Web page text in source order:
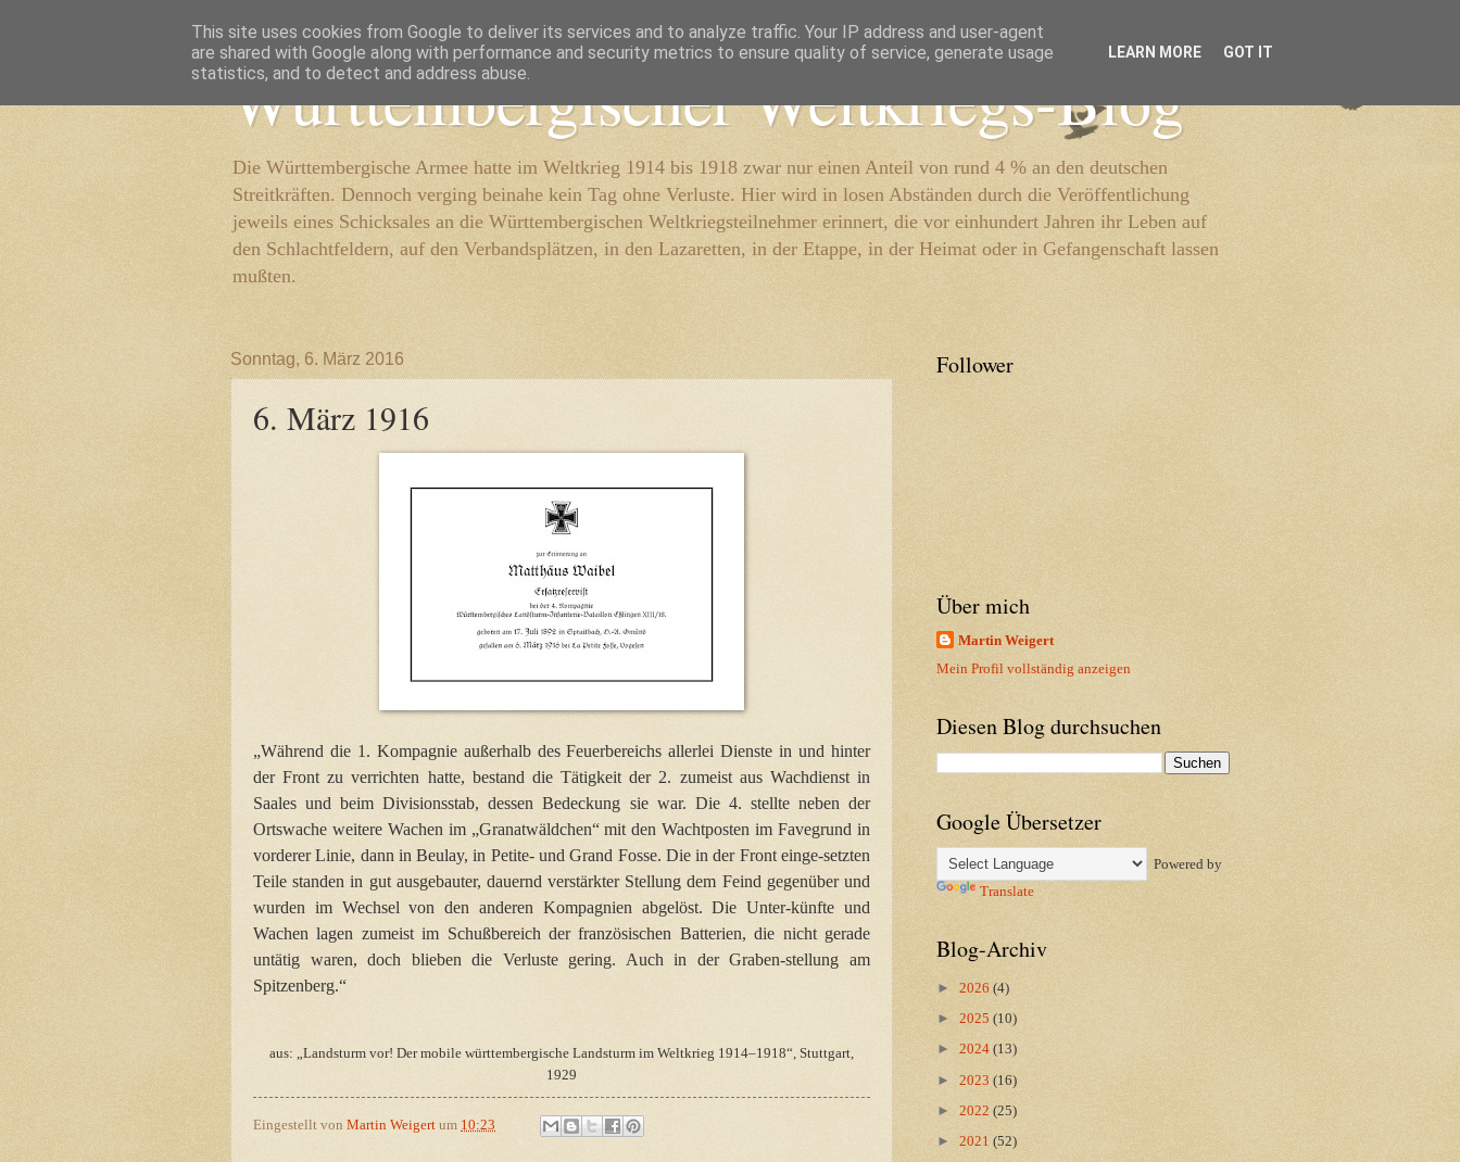
Württembergischer Weltkriegs-Blog
Die Württembergische Armee hatte im Weltkrieg 1914 bis 1918 zwar nur einen Anteil von rund 4 % an den deutschen
Streitkräften. Dennoch verging beinahe kein Tag ohne Verluste. Hier wird in losen Abständen durch die Veröffentlichung
jeweils eines Schicksales an die Württembergischen Weltkriegsteilnehmer erinnert, die vor einhundert Jahren ihr Leben auf
den Schlachtfeldern, auf den Verbandsplätzen, in den Lazaretten, in der Etappe, in der Heimat oder in Gefangenschaft lassen
mußten.
Sonntag, 6. März 2016
6. März 1916
„Während die 1. Kompagnie außerhalb des Feuerbereichs allerlei Dienste in und hinter
der Front zu verrichten hatte, bestand die Tätigkeit der 2. zumeist aus Wachdienst in
Saales und beim Divisionsstab, dessen Bedeckung sie war. Die 4. stellte neben der
Ortswache weitere Wachen im „Granatwäldchen“ mit den Wachtposten im Favegrund in
vorderer Linie, dann in Beulay, in Petite- und Grand Fosse. Die in der Front einge-setzten
Teile standen in gut ausgebauter, dauernd verstärkter Stellung dem Feind gegenüber und
wurden im Wechsel von den anderen Kompagnien abgelöst. Die Unter-künfte und
Wachen lagen zumeist im Schußbereich der französischen Batterien, die nicht gerade
untätig waren, doch blieben die Verluste gering. Auch in der Graben-stellung am
Spitzenberg.“
aus: „Landsturm vor! Der mobile württembergische Landsturm im Weltkrieg 1914–1918“, Stuttgart,
1929
Eingestellt von Martin Weigert um 10:23
Follower
Über mich
Martin Weigert
Mein Profil vollständig anzeigen
Diesen Blog durchsuchen
Google Übersetzer
Powered by
Translate
Blog-Archiv
► 2026 (4)
► 2025 (10)
► 2024 (13)
► 2023 (16)
► 2022 (25)
► 2021 (52)
This site uses cookies from Google to deliver its services and to analyze traffic. Your IP address and user-agent
are shared with Google along with performance and security metrics to ensure quality of service, generate usage
statistics, and to detect and address abuse.
LEARN MORE GOT IT